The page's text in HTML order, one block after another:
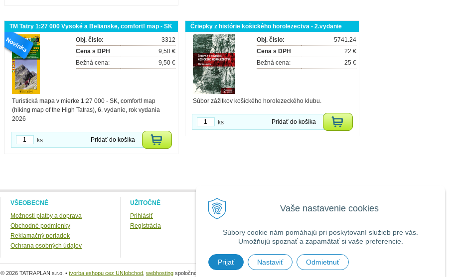
Vaše nastavenie cookies
Súbory cookie nám pomáhajú pri poskytovaní služieb pre vás.
Umožňujú spoznať a zapamätať si vaše preferencie.
Prijať Nastaviť Odmietnuť
TM Tatry 1:27 000 Vysoké a Belianske, comfort! map - SK
Obj. čislo:
3312
Cena s DPH
9,50 €
Bežná cena:
9,50 €
Turistická mapa v mierke 1:27 000 - SK, comfort! map
(hiking map of the High Tatras), 6. vydanie, rok vydania
2026
Pridať do košíka
ks
Čriepky z histórie košického horolezectva - 2.vydanie
Obj. čislo:
5741.24
Cena s DPH
22 €
Bežná cena:
25 €
Súbor zážitkov košického horolezeckého klubu.
Pridať do košíka
ks
VŠEOBECNÉ
Možnosti platby a doprava
Obchodné podmienky
Reklamačný poriadok
Ochrana osobných údajov
UŽITOČNÉ
Prihlásiť
Registrácia
© 2026 TATRAPLAN s.r.o. • tvorba eshopu cez UNIobchod webhosting spoločnosti